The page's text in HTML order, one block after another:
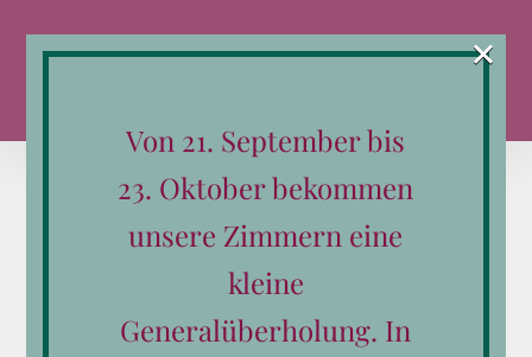
Inhalt
Sortieren nach Datum
Zeige 12 Produkte
Von 21. September bis
23. Oktober bekommen
unsere Zimmern eine
kleine
Generalüberholung. In
×